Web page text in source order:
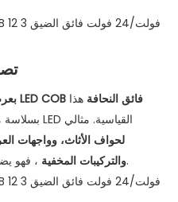
بعرض شريط إضاءة LED COB فائق النحافة هذا
بسلاسة مع المساحات التي لا تتسع لها شرائط LED القياسية. مثالي
لحواف الأثاث، وواجهات
والتركيبات المخفية، فهو يضفي بريقًا رائعًا دون أن يشغل مساحة.